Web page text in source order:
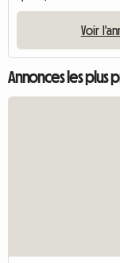
Voir
Annonces les plus